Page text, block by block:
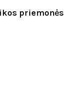
priemonės